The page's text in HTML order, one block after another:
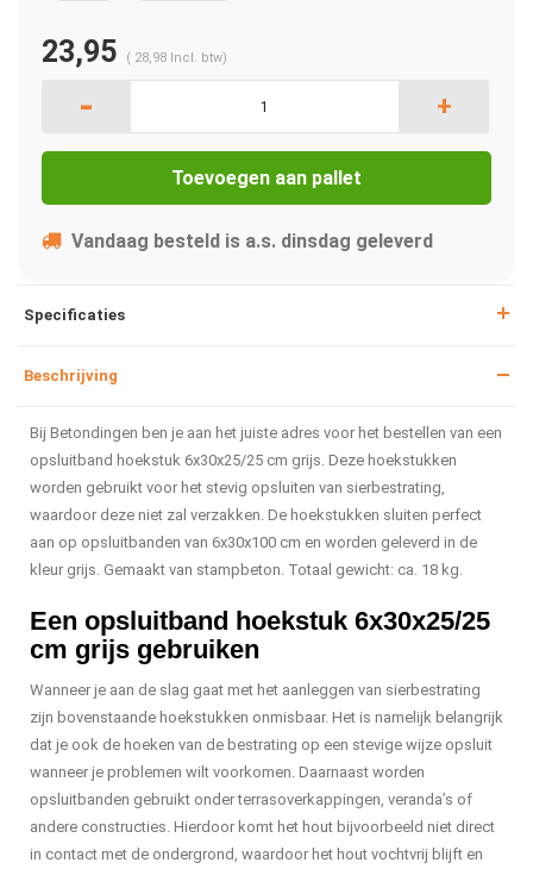
23,95 ( 28,98 Incl. btw)
- +
Toevoegen aan pallet
Vandaag besteld is a.s. dinsdag geleverd
Specificaties
Beschrijving
Bij Betondingen ben je aan het juiste adres voor het bestellen van een
opsluitband hoekstuk 6x30x25/25 cm grijs. Deze hoekstukken
worden gebruikt voor het stevig opsluiten van sierbestrating,
waardoor deze niet zal verzakken. De hoekstukken sluiten perfect
aan op opsluitbanden van 6x30x100 cm en worden geleverd in de
kleur grijs. Gemaakt van stampbeton. Totaal gewicht: ca. 18 kg.
Een opsluitband hoekstuk 6x30x25/25
cm grijs gebruiken
Wanneer je aan de slag gaat met het aanleggen van sierbestrating
zijn bovenstaande hoekstukken onmisbaar. Het is namelijk belangrijk
dat je ook de hoeken van de bestrating op een stevige wijze opsluit
wanneer je problemen wilt voorkomen. Daarnaast worden
opsluitbanden gebruikt onder terrasoverkappingen, veranda’s of
andere constructies. Hierdoor komt het hout bijvoorbeeld niet direct
in contact met de ondergrond, waardoor het hout vochtvrij blijft en